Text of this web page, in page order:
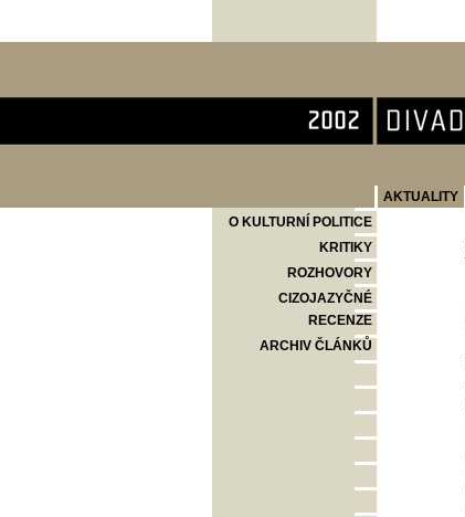
AKTUALITY
O KULTURNÍ POLITICE
KRITIKY
ROZHOVORY
CIZOJAZYČNÉ
RECENZE
ARCHIV ČLÁNKŮ